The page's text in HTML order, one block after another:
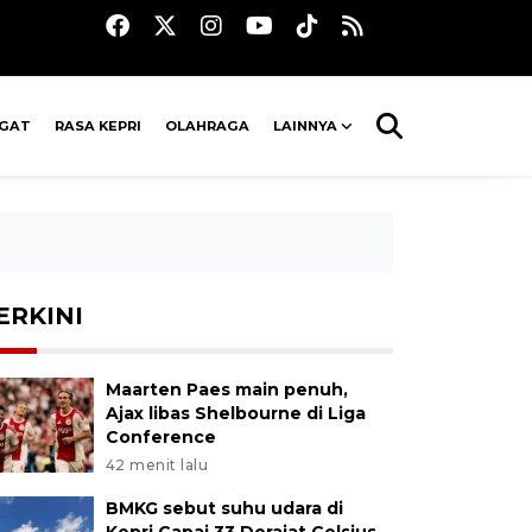
RASA KEPRI OLAHRAGA LAINNYA
Maarten Paes main penuh,
Ajax libas Shelbourne di Liga
Conference
42 menit lalu
BMKG sebut suhu udara di